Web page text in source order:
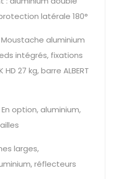
latérale 180°
aluminium
intégrés, fixations
27 kg, barre ALBERT
option, aluminium,
larges,
réflecteurs